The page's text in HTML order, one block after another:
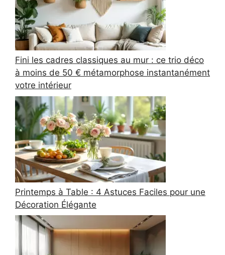
Fini les cadres classiques au mur : ce trio déco
à moins de 50 € métamorphose instantanément
votre intérieur
Printemps à Table : 4 Astuces Faciles pour une
Décoration Élégante